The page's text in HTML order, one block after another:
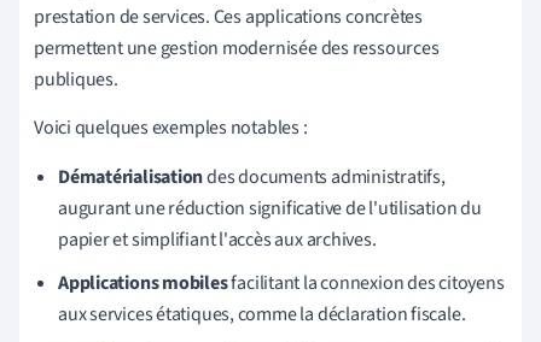
prestation de services. Ces applications concrètes
permettent une gestion modernisée des ressources
publiques.
Voici quelques exemples notables :
Dématérialisationdes documents administratifs,
augurant une réduction significative de l'utilisation du
papier et simplifiant l'accès aux archives.
Applications mobilesfacilitant la connexion des citoyens
aux services étatiques, comme la déclaration fiscale.